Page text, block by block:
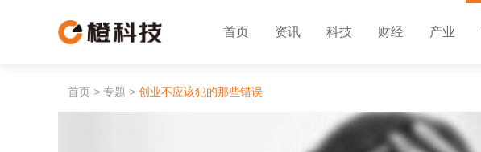
首页 资讯 科技 财经 产业
首页 > 专题 > 创业不应该犯的那些错误